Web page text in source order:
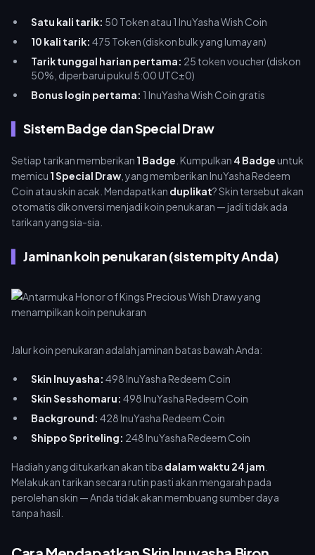
Satu kali tarik: 50 Token atau 1 InuYasha Wish Coin
10 kali tarik: 475 Token (diskon bulk yang lumayan)
Tarik tunggal harian pertama: 25 token voucher (diskon
50%, diperbarui pukul 5:00 UTC±0)
Bonus login pertama: 1 InuYasha Wish Coin gratis
Sistem Badge dan Special Draw
Setiap tarikan memberikan 1 Badge . Kumpulkan 4 Badgeuntuk
memicu 1 Special Draw , yang memberikan InuYasha Redeem
Coin atau skin acak. Mendapatkan duplikat? Skin tersebut akan
otomatis dikonversi menjadi koin penukaran — jadi tidak ada
tarikan yang sia-sia.
Jaminan koin penukaran (sistem pity Anda)
Jalur koin penukaran adalah jaminan batas bawah Anda:
Skin Inuyasha: 498 InuYasha Redeem Coin
Skin Sesshomaru: 498 InuYasha Redeem Coin
Background: 428 InuYasha Redeem Coin
Shippo Spriteling: 248 InuYasha Redeem Coin
Hadiah yang ditukarkan akan tiba dalam waktu 24 jam
Melakukan tarikan secara rutin pasti akan mengarah pada
perolehan skin — Anda tidak akan membuang sumber daya
tanpa hasil.